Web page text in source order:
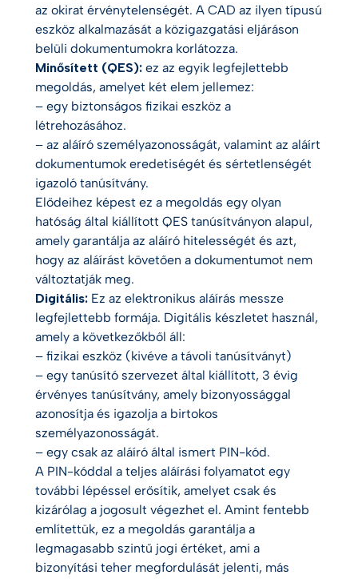
az okirat érvénytelenségét. A CAD az ilyen típusú
eszköz alkalmazását a közigazgatási eljáráson
belüli dokumentumokra korlátozza.
Minősített (QES): ez az egyik legfejlettebb
megoldás, amelyet két elem jellemez:
– egy biztonságos fizikai eszköz a
létrehozásához.
– az aláíró személyazonosságát, valamint az aláírt
dokumentumok eredetiségét és sértetlenségét
igazoló tanúsítvány.
Elődeihez képest ez a megoldás egy olyan
hatóság által kiállított QES tanúsítványon alapul,
amely garantálja az aláíró hitelességét és azt,
hogy az aláírást követően a dokumentumot nem
változtatják meg.
Digitális: Ez az elektronikus aláírás messze
legfejlettebb formája. Digitális készletet használ,
amely a következőkből áll:
– fizikai eszköz (kivéve a távoli tanúsítványt)
– egy tanúsító szervezet által kiállított, 3 évig
érvényes tanúsítvány, amely bizonyossággal
azonosítja és igazolja a birtokos
személyazonosságát.
– egy csak az aláíró által ismert PIN-kód.
A PIN-kóddal a teljes aláírási folyamatot egy
további lépéssel erősítik, amelyet csak és
kizárólag a jogosult végezhet el. Amint fentebb
említettük, ez a megoldás garantálja a
legmagasabb szintű jogi értéket, ami a
bizonyítási teher megfordulását jelenti, más